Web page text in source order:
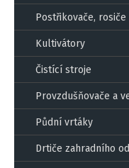
Postřikovače, rosiče
Kultivátory
Čistící stroje
Provzdušňovače a
Půdní vrtáky
Drtiče zahradního